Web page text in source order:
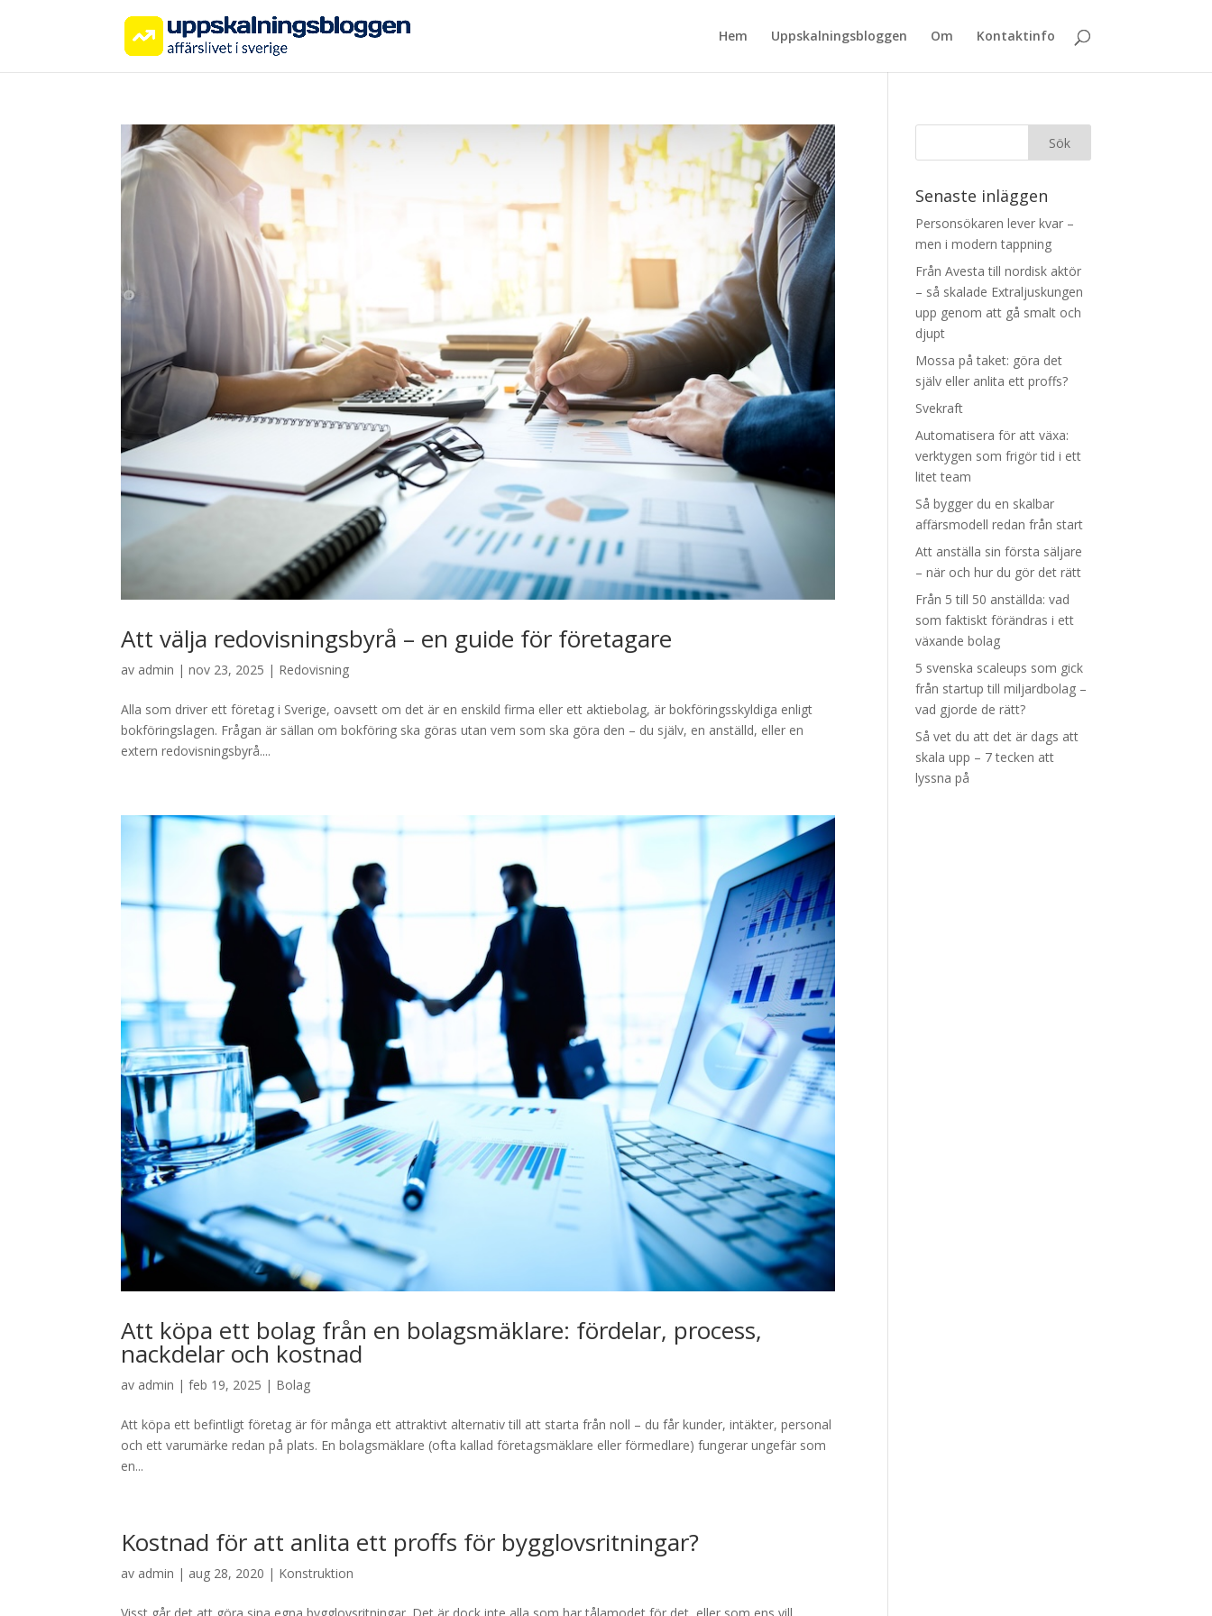
Hem Uppskalningsbloggen Om Kontaktinfo
Att välja redovisningsbyrå – en guide för företagare
av admin |nov 23, 2025 | Redovisning
Alla som driver ett företag i Sverige, oavsett om det är en enskild firma eller ett aktiebolag, är bokföringsskyldiga enligt
bokföringslagen. Frågan är sällan om bokföring ska göras utan vem som ska göra den – du själv, en anställd, eller en
extern redovisningsbyrå....
Att köpa ett bolag från en bolagsmäklare: fördelar, process,
nackdelar och kostnad
av admin |feb 19, 2025 | Bolag
Att köpa ett befintligt företag är för många ett attraktivt alternativ till att starta från noll – du får kunder, intäkter, personal
och ett varumärke redan på plats. En bolagsmäklare (ofta kallad företagsmäklare eller förmedlare) fungerar ungefär som
en...
Kostnad för att anlita ett proffs för bygglovsritningar?
av admin | aug 28, 2020 | Konstruktion
Senaste inläggen
Personsökaren lever kvar –
men i modern tappning
Från Avesta till nordisk aktör
– så skalade Extraljuskungen
upp genom att gå smalt och
djupt
Mossa på taket: göra det
själv eller anlita ett proffs?
Svekraft
Automatisera för att växa:
verktygen som frigör tid i ett
litet team
Så bygger du en skalbar
affärsmodell redan från start
Att anställa sin första säljare
– när och hur du gör det rätt
Från 5 till 50 anställda: vad
som faktiskt förändras i ett
växande bolag
5 svenska scaleups som gick
från startup till miljardbolag –
vad gjorde de rätt?
Så vet du att det är dags att
skala upp – 7 tecken att
lyssna på